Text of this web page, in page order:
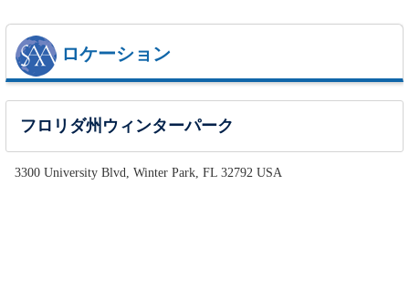
ロケーション
フロリダ州ウィンターパーク
3300 University Blvd, Winter Park, FL 32792 USA